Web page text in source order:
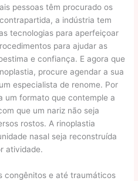
pessoas têm procurado os
a indústria tem
tecnologias para aperfeiçoar
para ajudar as
e confiança. E agora que
procure agendar a sua
especialista de renome. Por
um formato que contemple a
que um nariz não seja
rostos. A rinoplastia
nasal seja reconstruída
atividade.
congênitos e até traumáticos